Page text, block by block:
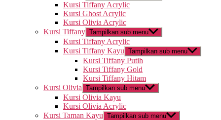
Kursi Tiffany Acrylic
Kursi Ghost Acrylic
Kursi Olivia Acrylic
Kursi Tiffany Tampilkan sub menu
Kursi Tiffany Acrylic
Kursi Tiffany Kayu Tampilkan sub menu
Kursi Tiffany Putih
Kursi Tiffany Gold
Kursi Tiffany Hitam
Kursi Olivia Tampilkan sub menu
Kursi Olivia Kayu
Kursi Olivia Acrylic
Kursi Taman Kayu Tampilkan sub menu